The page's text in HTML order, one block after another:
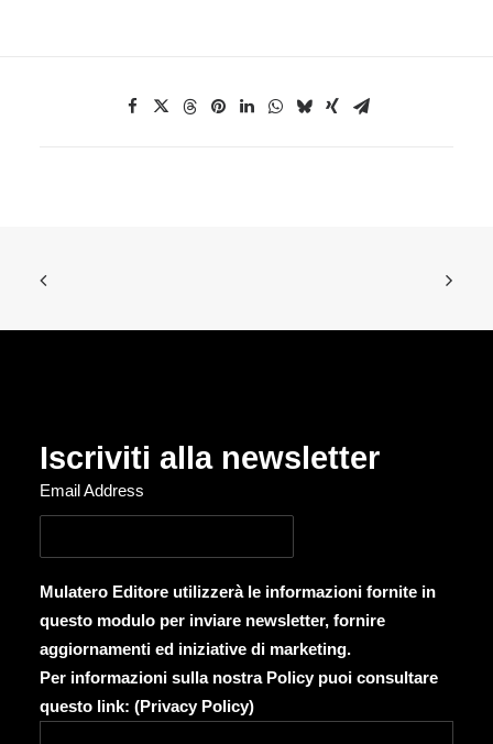
Iscriviti alla newsletter
Email Address
Mulatero Editore utilizzerà le informazioni fornite in
questo modulo per inviare newsletter, fornire
aggiornamenti ed iniziative di marketing.
Per informazioni sulla nostra Policy puoi consultare
questo link: (Privacy Policy)